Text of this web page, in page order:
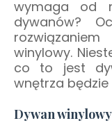
wymaga od
dywanów?
winylowy.
co to jest
wnętrza będzie
Dywan